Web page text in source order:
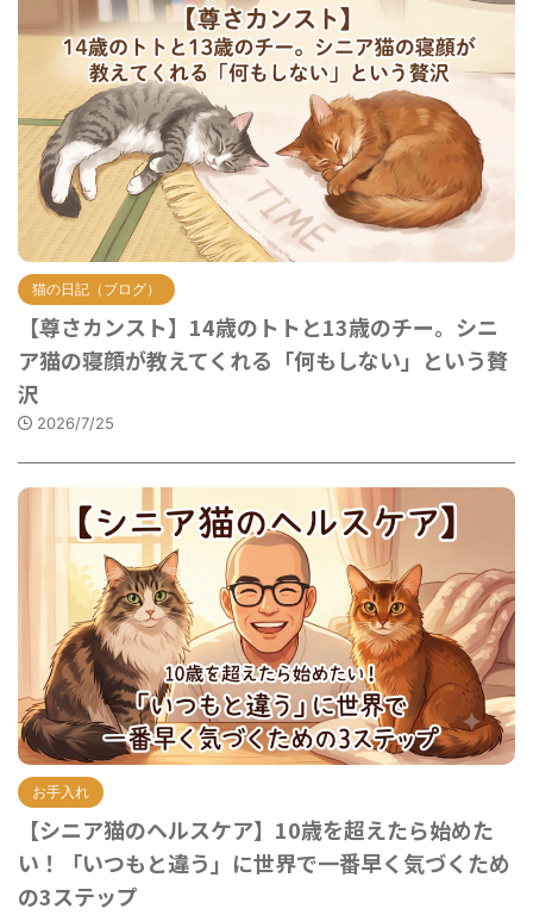
猫の日記（ブログ）
【尊さカンスト】14歳のトトと13歳のチー。シニ
ア猫の寝顔が教えてくれる「何もしない」という贅
沢
2026/7/25
お手入れ
【シニア猫のヘルスケア】10歳を超えたら始めた
い！「いつもと違う」に世界で一番早く気づくため
の3ステップ